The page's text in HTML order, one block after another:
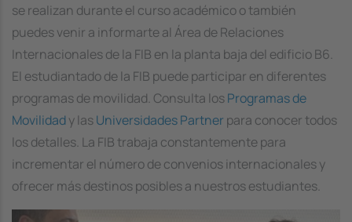
se realizan durante el curso académico o también
puedes venir a informarte al Área de Relaciones
Internacionales de la FIB en la planta baja del edificio B6.
El estudiantado de la FIB puede participar en diferentes
programas de movilidad. Consulta losProgramas de
Movilidady lasUniversidades Partner para conocer todos
los detalles. La FIB trabaja constantemente para
incrementar el número de convenios internacionales y
ofrecer más destinos posibles a nuestros estudiantes.